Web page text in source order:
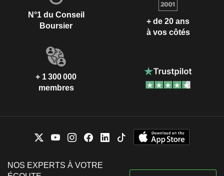
N°1 du Conseil
Boursier
+ de 20 ans
à vos côtés
+ 1 300 000
membres
NOS EXPERTS À VOTRE